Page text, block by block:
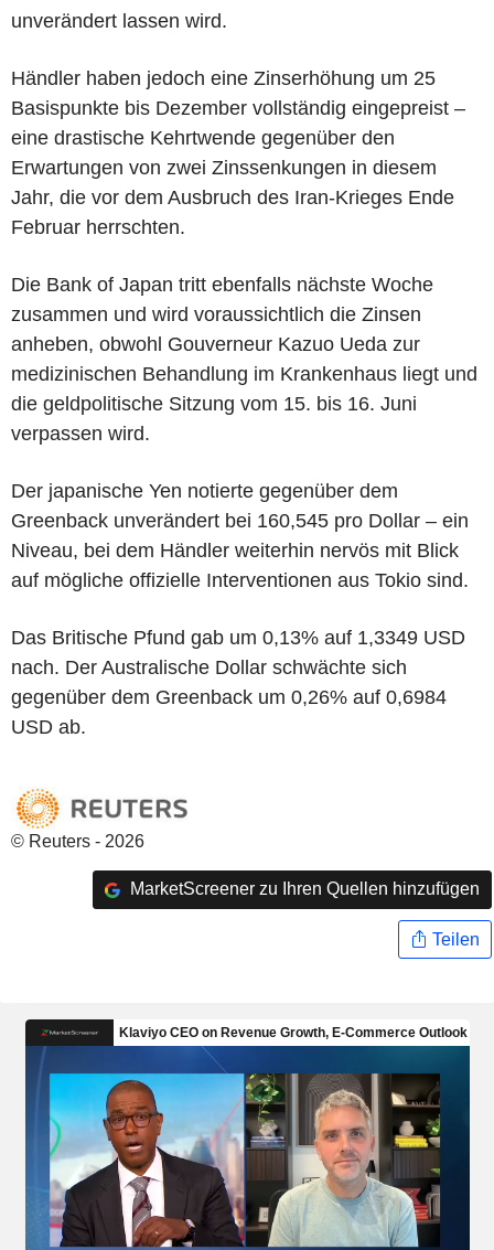
unverändert lassen wird.
Händler haben jedoch eine Zinserhöhung um 25
Basispunkte bis Dezember vollständig eingepreist –
eine drastische Kehrtwende gegenüber den
Erwartungen von zwei Zinssenkungen in diesem
Jahr, die vor dem Ausbruch des Iran-Krieges Ende
Februar herrschten.
Die Bank of Japan tritt ebenfalls nächste Woche
zusammen und wird voraussichtlich die Zinsen
anheben, obwohl Gouverneur Kazuo Ueda zur
medizinischen Behandlung im Krankenhaus liegt und
die geldpolitische Sitzung vom 15. bis 16. Juni
verpassen wird.
Der japanische Yen notierte gegenüber dem
Greenback unverändert bei 160,545 pro Dollar – ein
Niveau, bei dem Händler weiterhin nervös mit Blick
auf mögliche offizielle Interventionen aus Tokio sind.
Das Britische Pfund gab um 0,13% auf 1,3349 USD
nach. Der Australische Dollar schwächte sich
gegenüber dem Greenback um 0,26% auf 0,6984
USD ab.
© Reuters - 2026
MarketScreener zu Ihren Quellen hinzufügen
Teilen